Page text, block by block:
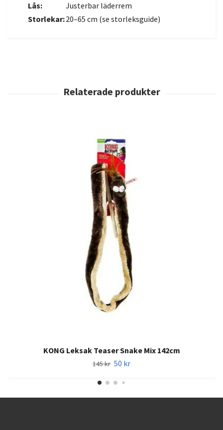
Lås:
Justerbar läderrem
Storlekar:20–65 cm (se storleksguide)
KONG Leksak Teaser Snake Mix 142cm
145 kr 50 kr